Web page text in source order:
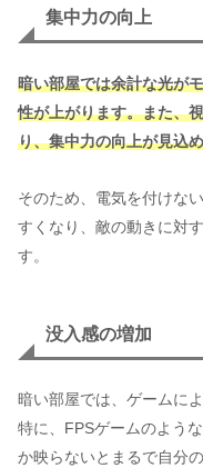
集中力の向上
暗い部屋では余計な光が
性が上がります。また、
り、集中力の向上が見込
そのため、電気を付けな
すくなり、敵の動きに対
す。
没入感の増加
暗い部屋では、ゲームに
特に、FPSゲームのよう
か映らないとまるで自分